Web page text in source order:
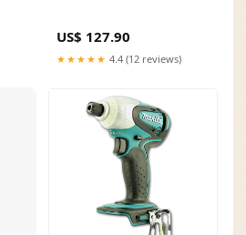
US$ 127.90
★★★★★ 4.4 (12 reviews)